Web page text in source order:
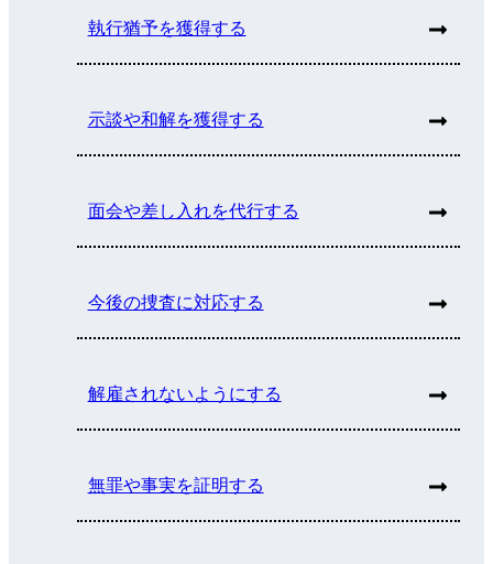
執行猶予を獲得する
示談や和解を獲得する
面会や差し入れを代行する
今後の捜査に対応する
解雇されないようにする
無罪や事実を証明する